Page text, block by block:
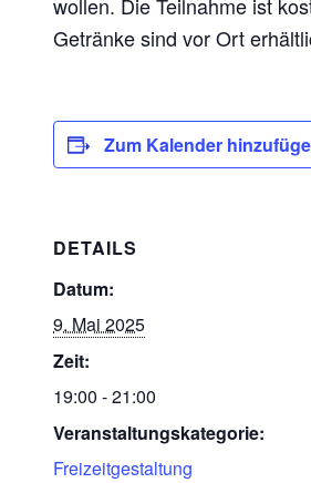
wollen. Die Teilnahme ist
Getränke sind vor Ort
Zum Kalender
DETAILS
Datum:
9. Mai 2025
Zeit:
19:00 - 21:00
Veranstaltungskategorie:
Freizeitgestaltung